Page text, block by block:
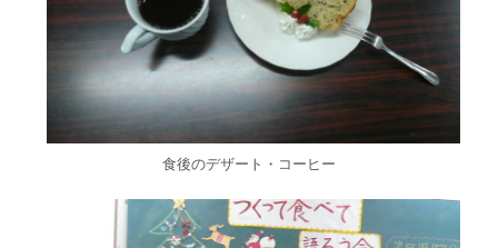
食後のデザート・コーヒー